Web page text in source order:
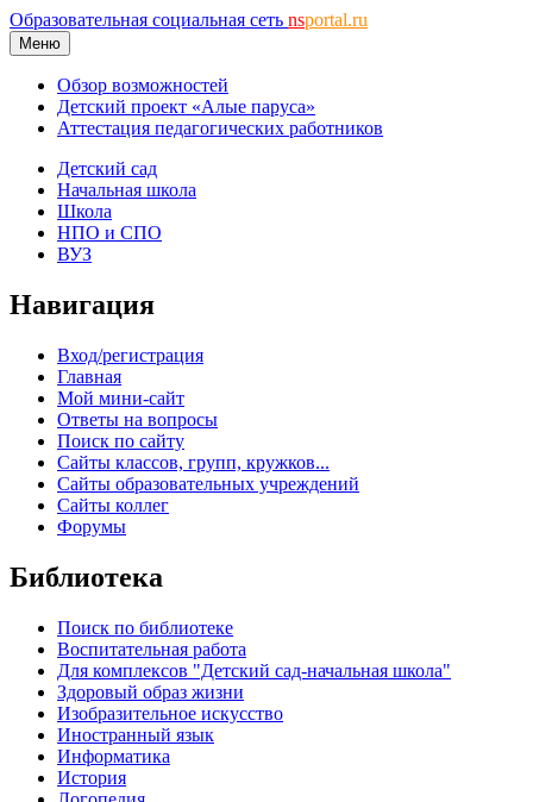
Образовательная социальная сеть nsportal.ru
Меню
Обзор возможностей
Детский проект «Алые паруса»
Аттестация педагогических работников
Детский сад
Начальная школа
Школа
НПО и СПО
ВУЗ
Навигация
Вход/регистрация
Главная
Мой мини-сайт
Ответы на вопросы
Поиск по сайту
Сайты классов, групп, кружков...
Сайты образовательных учреждений
Сайты коллег
Форумы
Библиотека
Поиск по библиотеке
Воспитательная работа
Для комплексов "Детский сад-начальная школа"
Здоровый образ жизни
Изобразительное искусство
Иностранный язык
Информатика
История